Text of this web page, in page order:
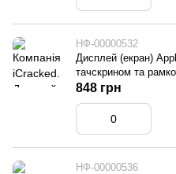
НФ-00000532
Дисплей (екран)
тачскрином та
848 грн
НФ-00000536